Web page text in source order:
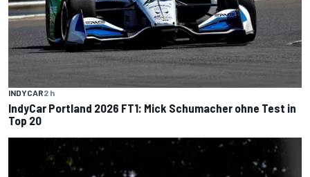
INDYCAR2 h
IndyCar Portland 2026 FT1: Mick Schumacher ohne Test in
Top 20